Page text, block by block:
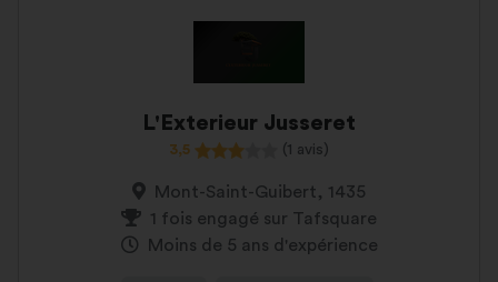
L'Exterieur Jusseret
3,5 (1 avis)
Mont-Saint-Guibert, 1435
1 fois engagé sur Tafsquare
Moins de 5 ans d'expérience